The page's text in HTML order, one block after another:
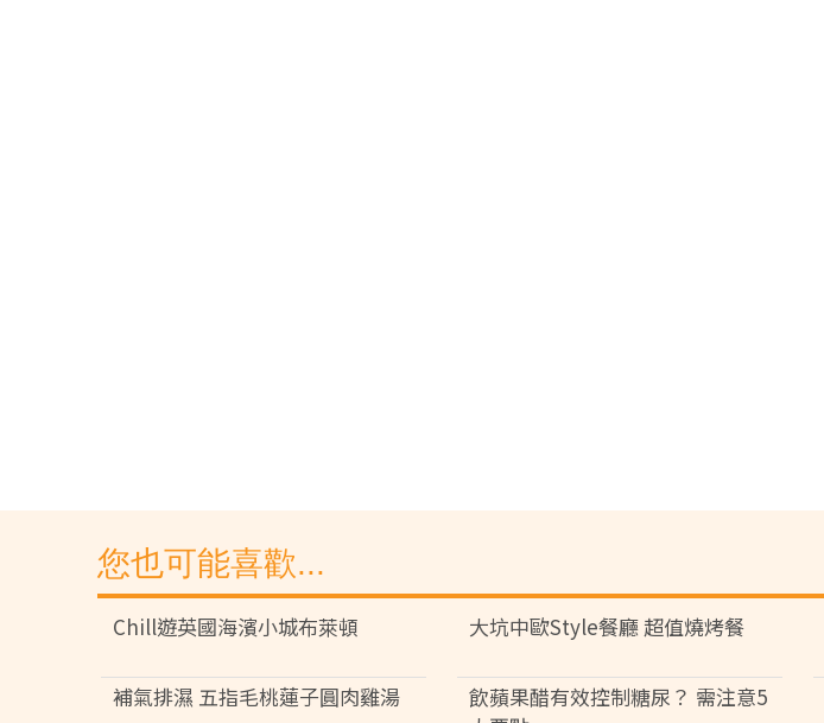
您也可能喜歡...
Chill遊英國海濱小城布萊頓 大坑中歐Style餐廳 超值燒烤餐
補氣排濕 五指毛桃蓮子圓肉雞湯
飲蘋果醋有效控制糖尿？ 需注意5